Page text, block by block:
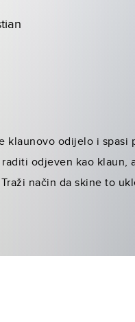
klaunovo odijelo i spasi
odjeven kao klaun,
način da skine to